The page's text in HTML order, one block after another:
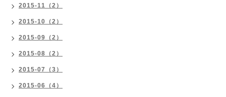
2015-11（2）
2015-10（2）
2015-09（2）
2015-08（2）
2015-07（3）
2015-06（4）